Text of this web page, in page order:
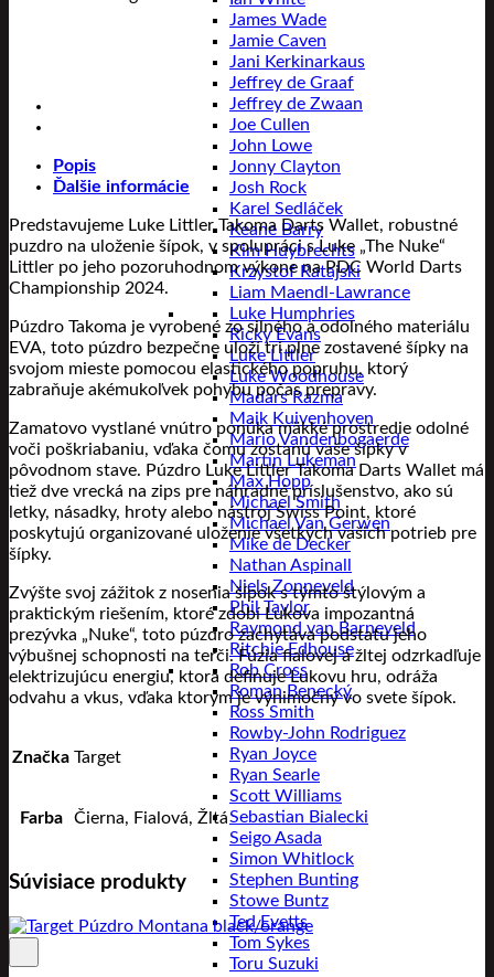
James Wade
Jamie Caven
Jani Kerkinarkaus
Jeffrey de Graaf
Jeffrey de Zwaan
Joe Cullen
John Lowe
Jonny Clayton
Josh Rock
Karel Sedláček
Keane Barry
Kim Huybrechts
Krzystof Ratajski
Liam Maendl-Lawrance
Luke Humphries
Ricky Evans
Luke Littler
Luke Woodhouse
Madars Razma
Maik Kuivenhoven
Mario Vandenbogaerde
Martin Lukeman
Max Hopp
Michael Smith
Michael Van Gerwen
Mike de Decker
Nathan Aspinall
Niels Zonneveld
Phil Taylor
Raymond van Barneveld
Ritchie Edhouse
Rob Cross
Roman Benecký
Ross Smith
Rowby-John Rodriguez
Ryan Joyce
Ryan Searle
Scott Williams
Sebastian Bialecki
Seigo Asada
Simon Whitlock
Stephen Bunting
Stowe Buntz
Ted Evetts
Tom Sykes
Toru Suzuki
Popis
Ďalšie informácie
Predstavujeme Luke Littler Takoma Darts Wallet, robustné
puzdro na uloženie šípok, v spolupráci s Luke „The Nuke“
Littler po jeho pozoruhodnom výkone na PDC World Darts
Championship 2024.
Púzdro Takoma je vyrobené zo silného a odolného materiálu
EVA, toto púzdro bezpečne uloží tri plne zostavené šípky na
svojom mieste pomocou elastického popruhu, ktorý
zabraňuje akémukoľvek pohybu počas prepravy.
Zamatovo vystlané vnútro ponúka mäkké prostredie odolné
voči poškriabaniu, vďaka čomu zostanú vaše šípky v
pôvodnom stave. Púzdro Luke Littler Takoma Darts Wallet má
tiež dve vrecká na zips pre náhradné príslušenstvo, ako sú
letky, násadky, hroty alebo nástroj Swiss Point, ktoré
poskytujú organizované uloženie všetkých vašich potrieb pre
šípky.
Zvýšte svoj zážitok z nosenia šípok s týmto štýlovým a
praktickým riešením, ktoré zdobí Lukova impozantná
prezývka „Nuke“, toto púzdro zachytáva podstatu jeho
výbušnej schopnosti na terči. Fúzia fialovej a žltej odzrkadľuje
elektrizujúcu energiu, ktorá definuje Lukovu hru, odráža
odvahu a vkus, vďaka ktorým je výnimočný vo svete šípok.
Značka Target
Farba Čierna, Fialová, Žltá
Súvisiace produkty